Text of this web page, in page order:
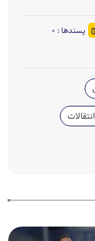
پسندها : ۰